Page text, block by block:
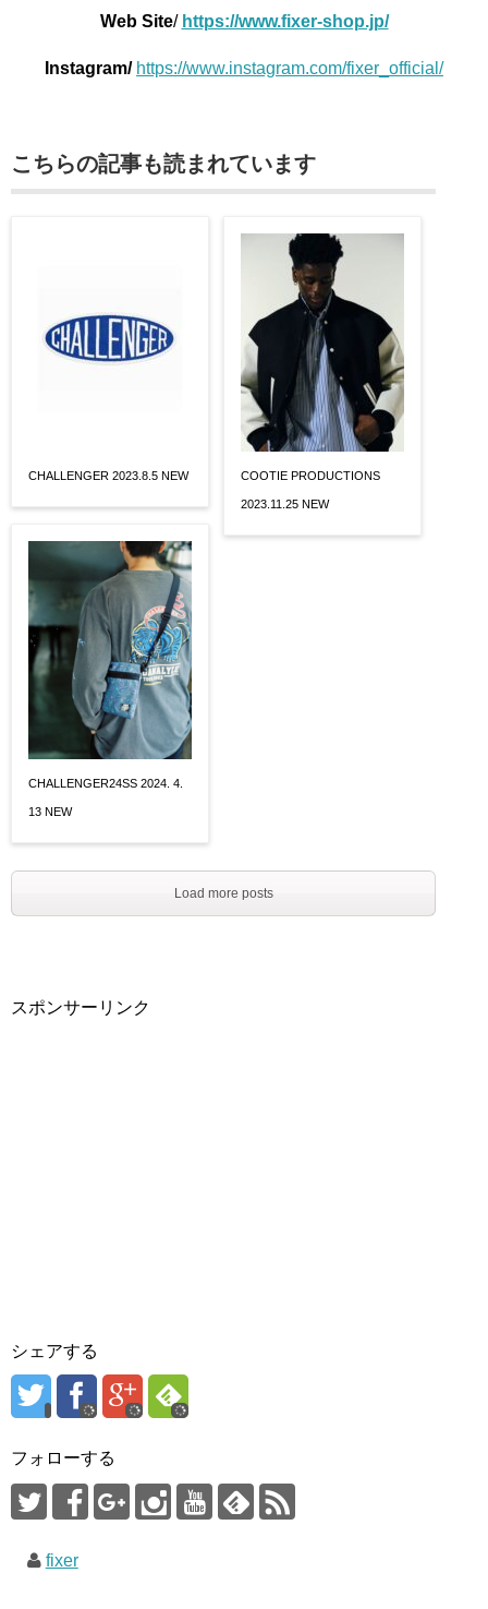
Web Site/ https://www.fixer-shop.jp/
Instagram/ https://www.instagram.com/fixer_official/
こちらの記事も読まれています
CHALLENGER 2023.8.5 NEW
CHALLENGER24SS 2024. 4.
13 NEW
COOTIE PRODUCTIONS
2023.11.25 NEW
Load more posts
スポンサーリンク
シェアする
フォローする
fixer